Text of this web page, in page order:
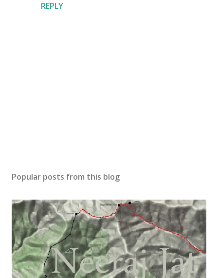
REPLY
s
C
o
m
m
e
n
t
Popular posts from this blog